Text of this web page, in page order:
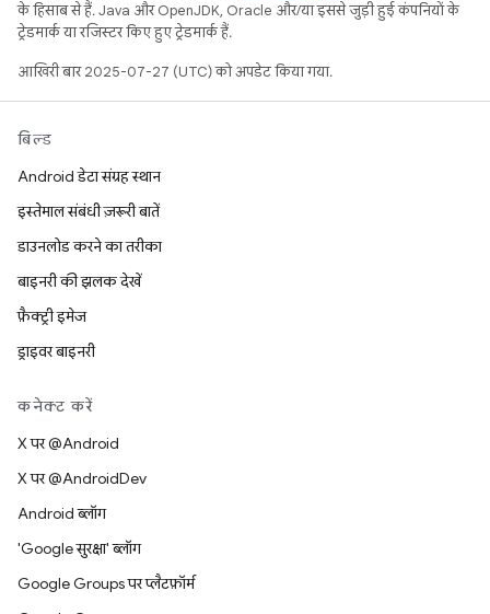
के हिसाब से हैं. Java और OpenJDK, Oracle और/या इससे जुड़ी हुई कंपनियों के
ट्रेडमार्क या रजिस्टर किए हुए ट्रेडमार्क हैं.
आखिरी बार 2025-07-27 (UTC) को अपडेट किया गया.
बिल्ड
Android डेटा संग्रह स्थान
इस्तेमाल संबंधी ज़रूरी बातें
डाउनलोड करने का तरीका
बाइनरी की झलक देखें
फ़ैक्ट्री इमेज
ड्राइवर बाइनरी
कनेक्ट करें
X पर @Android
X पर @AndroidDev
Android ब्लॉग
'Google सुरक्षा' ब्लॉग
Google Groups पर प्लैटफ़ॉर्म